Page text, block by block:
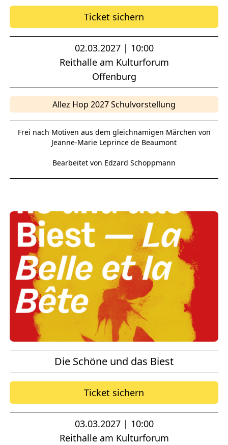
Ticket sichern
02.03.2027 | 10:00
Reithalle am Kulturforum
Offenburg
Allez Hop 2027 Schulvorstellung
Frei nach Motiven aus dem gleichnamigen Märchen von
Jeanne-Marie Leprince de Beaumont
Bearbeitet von Edzard Schoppmann
Die Schöne und das Biest
Ticket sichern
03.03.2027 | 10:00
Reithalle am Kulturforum